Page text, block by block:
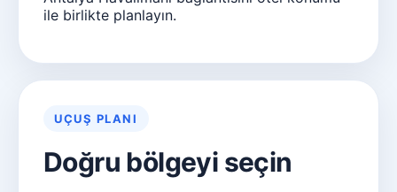
ile birlikte planlayın.
UÇUŞ PLANI
Doğru bölgeyi seçin